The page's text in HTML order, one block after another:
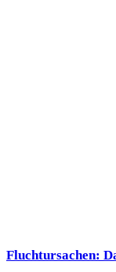
Fluchtursachen: